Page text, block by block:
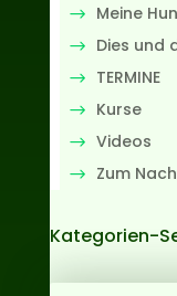
Meine
Dies und
TERMINE
Kurse
Videos
Zum
Kategorien-